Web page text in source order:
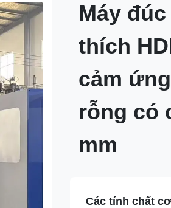
Máy
thích
cảm
rỗng có
mm
Các tính chất